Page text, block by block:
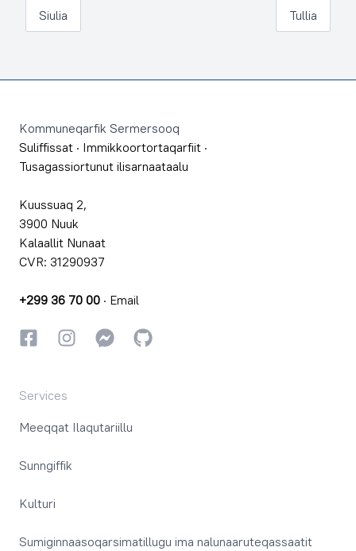
Siulia Tullia
Kommuneqarfik Sermersooq
Suliffissat · Immikkoortortaqarfiit ·
Tusagassiortunut ilisarnaataalu
Kuussuaq 2,
3900 Nuuk
Kalaallit Nunaat
CVR: 31290937
+299 36 70 00 · Email
FacebookkiInstagrammiInstagrammi
GitHub
Services
Meeqqat Ilaqutariillu
Sunngiffik
Kulturi
Sumiginnaasoqarsimatillugu ima nalunaaruteqassaatit